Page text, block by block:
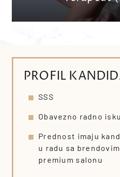
PROFIL
SSS
Obavezno radno
Prednost imaju
u radu sa
premium salonu